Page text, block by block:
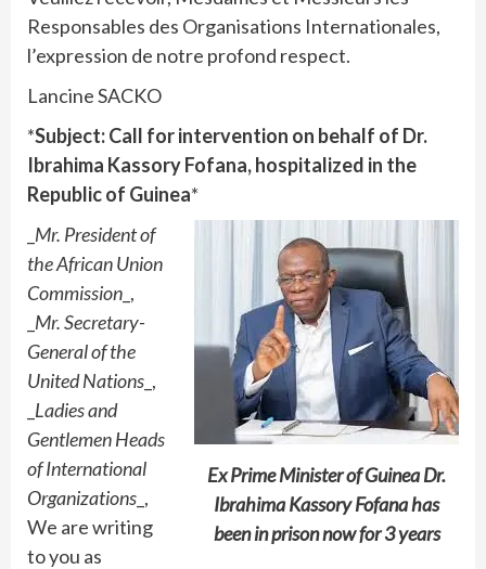
Responsables des Organisations Internationales,
l’expression de notre profond respect.
Lancine SACKO
*Subject: Call for intervention on behalf of Dr.
Ibrahima Kassory Fofana, hospitalized in the
Republic of Guinea*
Ex Prime Minister of Guinea Dr.
Ibrahima Kassory Fofana has
been in prison now for 3 years
Mr. President of
the African Union
Commission _,
Mr. Secretary-
General of the
United Nations _,
Ladies and
Gentlemen Heads
of International
Organizations _,
We are writing
to you as